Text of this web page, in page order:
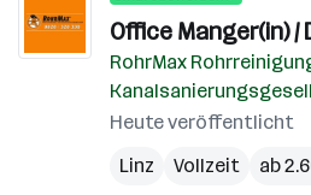
Office Manger(in)
RohrMax
Heute veröffentlicht
Linz
Vollzeit ab